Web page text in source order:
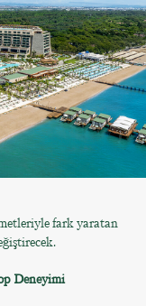
fark yaratan
Deneyimi